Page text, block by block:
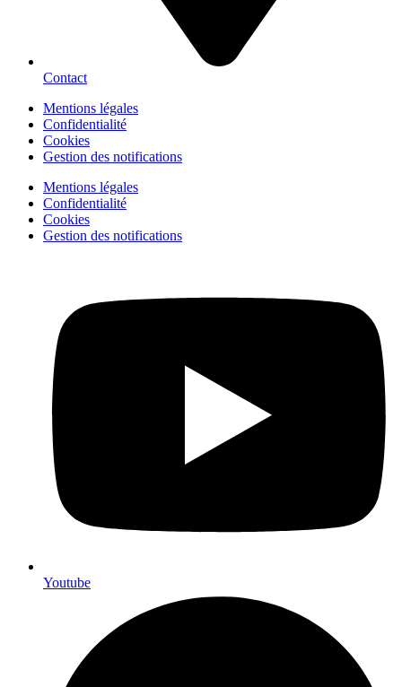
Contact
Mentions légales
Confidentialité
Cookies
Gestion des notifications
Mentions légales
Confidentialité
Cookies
Gestion des notifications
Youtube